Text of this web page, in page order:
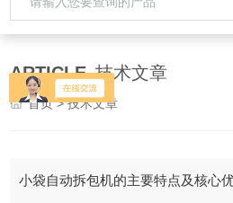
ARTICLE 技术文章
首页> 技术文章